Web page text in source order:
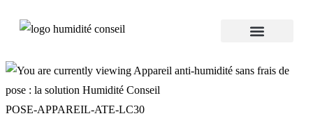
POSE-APPAREIL-ATE-LC30